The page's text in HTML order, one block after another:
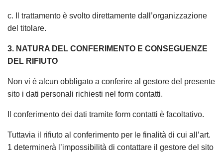
c. Il trattamento è svolto direttamente dall’organizzazione
del titolare.
3. NATURA DEL CONFERIMENTO E CONSEGUENZE
DEL RIFIUTO
Non vi é alcun obbligato a conferire al gestore del presente
sito i dati personali richiesti nel form contatti.
Il conferimento dei dati tramite form contatti è facoltativo.
Tuttavia il rifiuto al conferimento per le finalità di cui all’art.
1 determinerà l’impossibilità di contattare il gestore del sito